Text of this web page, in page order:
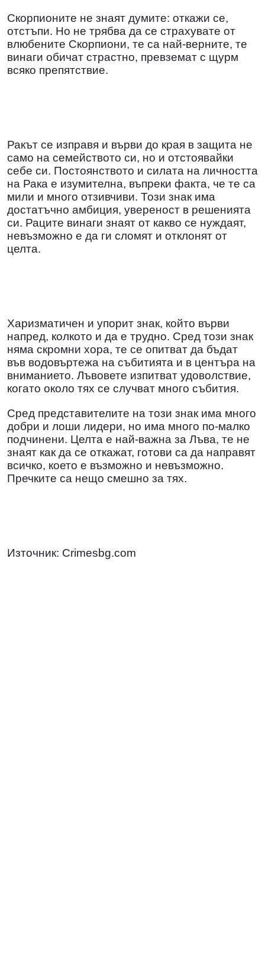
Скорпионите не знаят думите: откажи се,
отстъпи. Но не трябва да се страхувате от
влюбените Скорпиони, те са най-верните, те
винаги обичат страстно, превземат с щурм
всяко препятствие.
Ракът се изправя и върви до края в защита не
само на семейството си, но и отстоявайки
себе си. Постоянството и силата на личността
на Рака е изумителна, въпреки факта, че те са
мили и много отзивчиви. Този знак има
достатъчно амбиция, увереност в решенията
си. Раците винаги знаят от какво се нуждаят,
невъзможно е да ги сломят и отклонят от
целта.
Харизматичен и упорит знак, който върви
напред, колкото и да е трудно. Сред този знак
няма скромни хора, те се опитват да бъдат
във водовъртежа на събитията и в центъра на
вниманието. Лъвовете изпитват удоволствие,
когато около тях се случват много събития.
Сред представителите на този знак има много
добри и лоши лидери, но има много по-малко
подчинени. Целта е най-важна за Лъва, те не
знаят как да се откажат, готови са да направят
всичко, което е възможно и невъзможно.
Пречките са нещо смешно за тях.
Източник: Crimesbg.com